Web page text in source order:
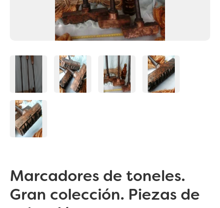
Marcadores de toneles.
Gran colección. Piezas de